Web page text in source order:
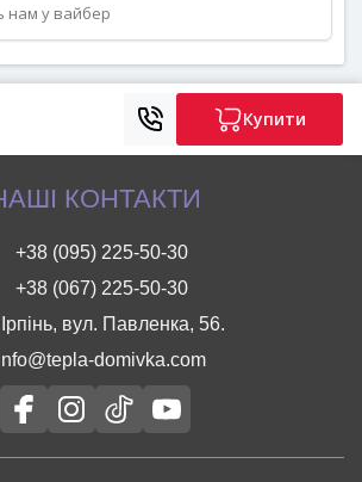
нам у вайбер
Купити
КОНТАКТИ
+38 (095) 225-50-30
+38 (067) 225-50-30
вул. Павленка, 56.
domivka.com